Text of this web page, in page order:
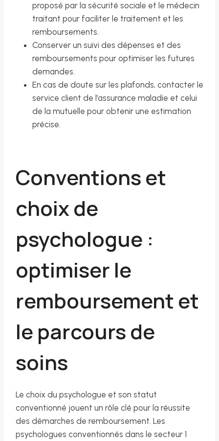
proposé par la sécurité sociale et le médecin
traitant pour faciliter le traitement et les
remboursements.
Conserver un suivi des dépenses et des
remboursements pour optimiser les futures
demandes.
En cas de doute sur les plafonds, contacter le
service client de l’assurance maladie et celui
de la mutuelle pour obtenir une estimation
précise.
Conventions et
choix de
psychologue :
optimiser le
remboursement et
le parcours de
soins
Le choix du psychologue et son statut
conventionné jouent un rôle clé pour la réussite
des démarches de remboursement. Les
psychologues conventionnés dans le secteur 1